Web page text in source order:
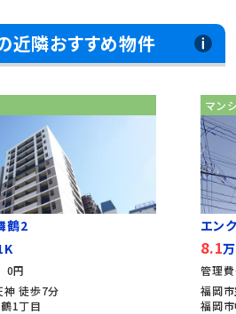
近隣おすすめ物件
鶴2
0円
神 徒歩7分
1丁目
マン
エン
8.1
管理
福岡
福岡